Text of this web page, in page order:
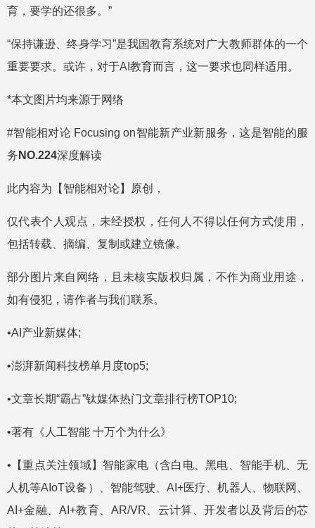
育，要学的还很多。”
“保持谦逊、终身学习”是我国教育系统对广大教师群体的一个
重要要求。或许，对于AI教育而言，这一要求也同样适用。
*本文图片均来源于网络
#智能相对论 Focusing on智能新产业新服务，这是智能的服
务 NO.224深度解读
此内容为【智能相对论】原创，
仅代表个人观点，未经授权，任何人不得以任何方式使用，
包括转载、摘编、复制或建立镜像。
部分图片来自网络，且未核实版权归属，不作为商业用途，
如有侵犯，请作者与我们联系。
•AI产业新媒体;
•澎湃新闻科技榜单月度top5;
•文章长期“霸占”钛媒体热门文章排行榜TOP10;
•著有《人工智能 十万个为什么》
•【重点关注领域】智能家电（含白电、黑电、智能手机、无
人机等AIoT设备）、智能驾驶、AI+医疗、机器人、物联网、
AI+金融、AI+教育、AR/VR、云计算、开发者以及背后的芯